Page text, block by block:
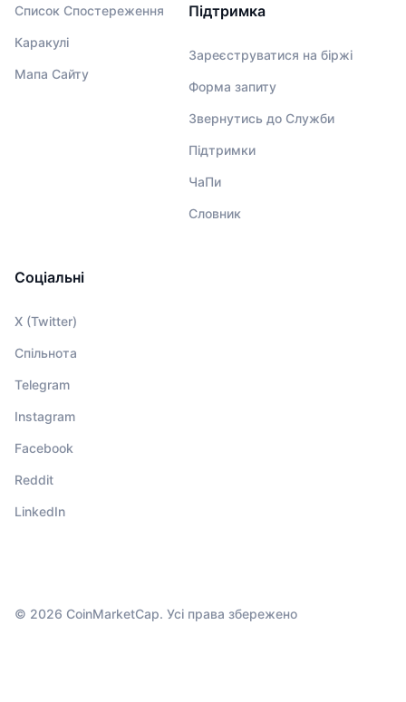
Список Спостереження
Каракулі
Мапа Сайту
Підтримка
Зареєструватися на біржі
Форма запиту
Звернутись до Служби
Підтримки
ЧаПи
Словник
Соціальні
X (Twitter)
Спільнота
Telegram
Instagram
Facebook
Reddit
LinkedIn
© 2026 CoinMarketCap. Усі права збережено